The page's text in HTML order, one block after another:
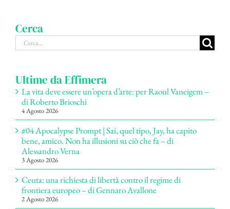
Cerca
Cerca
per:
Ultime da Effimera
La vita deve essere un’opera d’arte: per Raoul Vaneigem –
di Roberto Brioschi
4 Agosto 2026
#04 Apocalypse Prompt | Sai, quel tipo, Jay, ha capito
bene, amico. Non ha illusioni su ciò che fa – di
Alessandro Verna
3 Agosto 2026
Ceuta: una richiesta di libertà contro il regime di
frontiera europeo – di Gennaro Avallone
2 Agosto 2026